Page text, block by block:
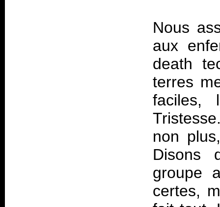
Nous
aux
death
terres
faciles,
non
Disons
groupe
certes,